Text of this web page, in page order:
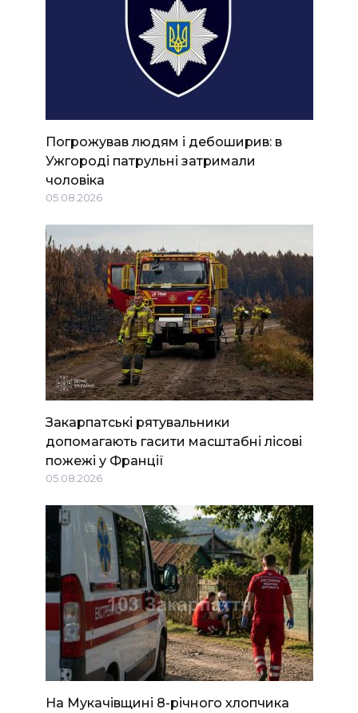
Погрожував людям і дебоширив: в
Ужгороді патрульні затримали
чоловіка
05.08.2026
Закарпатські рятувальники
допомагають гасити масштабні лісові
пожежі у Франції
05.08.2026
На Мукачівщині 8-річного хлопчика